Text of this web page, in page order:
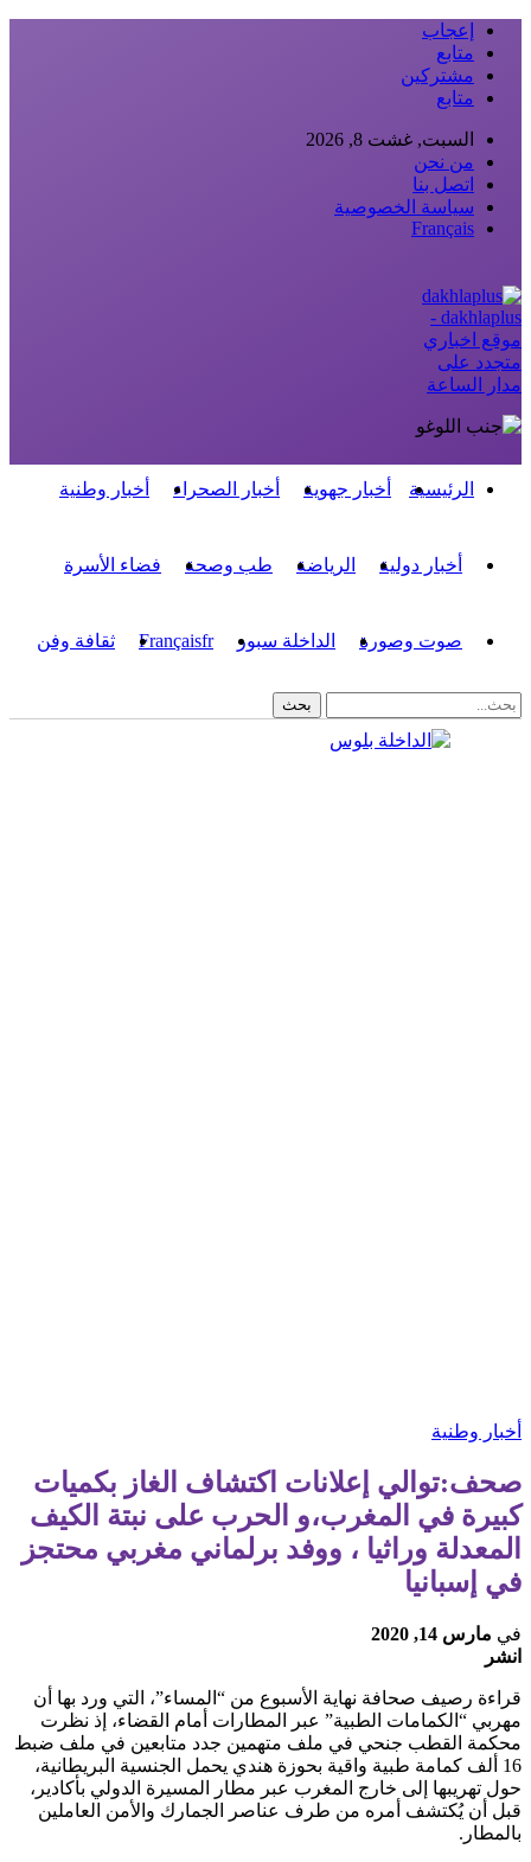
إعجاب
متابع
مشتركين
متابع
السبت, غشت 8, 2026
من نحن
اتصل بنا
سياسة الخصوصية
Français
dakhlaplus -
موقع اخباري
متجدد على
مدار الساعة
الرئيسية أخبار جهوية أخبار الصحراء أخبار وطنية
أخبار دولية الرياضة طب وصحة فضاء الأسرة
صوت وصورة الداخلة سبور Françaisfr ثقافة وفن
أخبار وطنية
صحف:توالي إعلانات اكتشاف الغاز بكميات
كبيرة في المغرب،و الحرب على نبتة الكيف
المعدلة وراثيا ، ووفد برلماني مغربي محتجز
في إسبانيا
في مارس 14, 2020
انشر
قراءة رصيف صحافة نهاية الأسبوع من “المساء”، التي ورد بها أن
مهربي “الكمامات الطبية” عبر المطارات أمام القضاء، إذ نظرت
محكمة القطب جنحي في ملف متهمين جدد متابعين في ملف ضبط
16 ألف كمامة طبية واقية بحوزة هندي يحمل الجنسية البريطانية،
حول تهريبها إلى خارج المغرب عبر مطار المسيرة الدولي بأكادير،
قبل أن يُكتشف أمره من طرف عناصر الجمارك والأمن العاملين
بالمطار.